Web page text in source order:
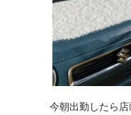
今朝出勤したら